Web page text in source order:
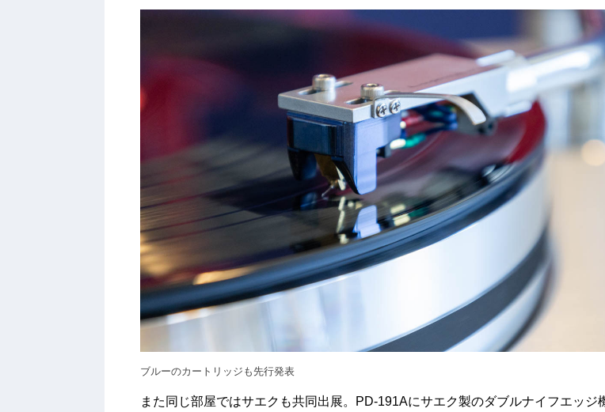
ブルーのカートリッジも先行発表
また同じ部屋ではサエクも共同出展。PD-191Aにサエク製のダブルナイフエッジ